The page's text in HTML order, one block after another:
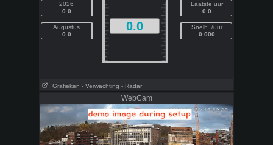
2026
0.0
Augustus
0.0
0.0
Laatste uur
0.0
Snelh. /uur
0.000
Grafieken - Verwachting - Radar
WebCam